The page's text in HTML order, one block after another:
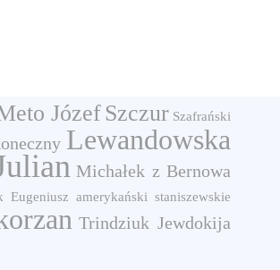
JózefSzczur Szafrański
Lewandowska
Michałek z Bernowa
Eugeniusz amerykański staniszewskie
Trindziuk Jewdokija